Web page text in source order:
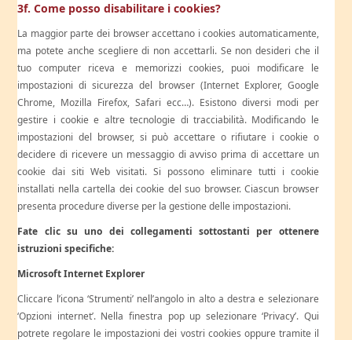
3f. Come posso disabilitare i cookies?
La maggior parte dei browser accettano i cookies automaticamente,
ma potete anche scegliere di non accettarli. Se non desideri che il
tuo computer riceva e memorizzi cookies, puoi modificare le
impostazioni di sicurezza del browser (Internet Explorer, Google
Chrome, Mozilla Firefox, Safari ecc…). Esistono diversi modi per
gestire i cookie e altre tecnologie di tracciabilità. Modificando le
impostazioni del browser, si può accettare o rifiutare i cookie o
decidere di ricevere un messaggio di avviso prima di accettare un
cookie dai siti Web visitati. Si possono eliminare tutti i cookie
installati nella cartella dei cookie del suo browser. Ciascun browser
presenta procedure diverse per la gestione delle impostazioni.
Fate clic su uno dei collegamenti sottostanti per ottenere
istruzioni specifiche:
Microsoft Internet Explorer
Cliccare l’icona ‘Strumenti’ nell’angolo in alto a destra e selezionare
‘Opzioni internet’. Nella finestra pop up selezionare ‘Privacy’. Qui
potrete regolare le impostazioni dei vostri cookies oppure tramite il